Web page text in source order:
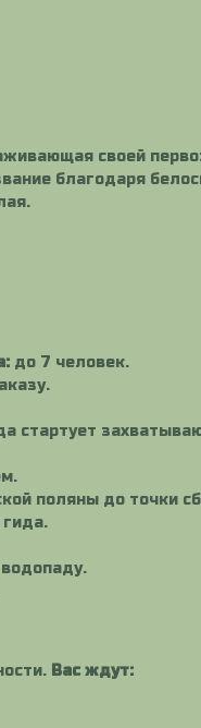
своей
благодаря
до 7 человек.
стартует
поляны до точки
Вас ждут: